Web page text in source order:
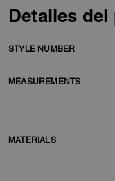
Detalles
STYLE NUMBER
MEASUREMENTS
MATERIALS